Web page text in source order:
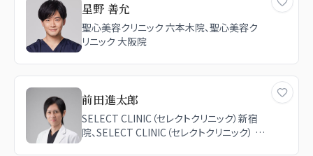
星野 善允
聖心美容クリニック 六本木院、聖心美容ク
リニック 大阪院
前田進太郎
SELECT CLINIC（セレクトクリニック）新宿
院、SELECT CLINIC（セレクトクリニック） 大